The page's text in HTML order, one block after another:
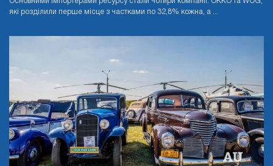
які розділили перше місце з частками по 32,8% кожна, а ...